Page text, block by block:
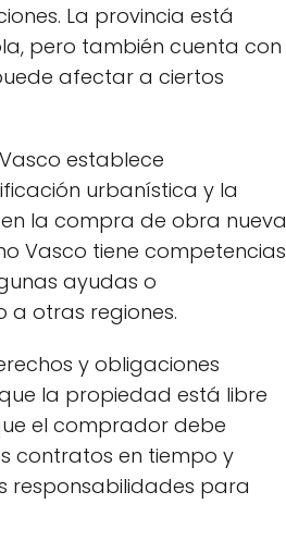
La provincia está
pero también cuenta con
afectar a ciertos
establece
urbanística y la
la compra de obra nueva
Vasco tiene competencias
ayudas o
a otras regiones.
y obligaciones
la propiedad está libre
el comprador debe
contratos en tiempo y
responsabilidades para